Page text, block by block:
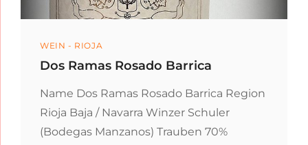
Categories
WEIN - RIOJA
Dos Ramas Rosado Barrica
Name Dos Ramas Rosado Barrica Region
Rioja Baja / Navarra Winzer Schuler
(Bodegas Manzanos) Trauben 70%